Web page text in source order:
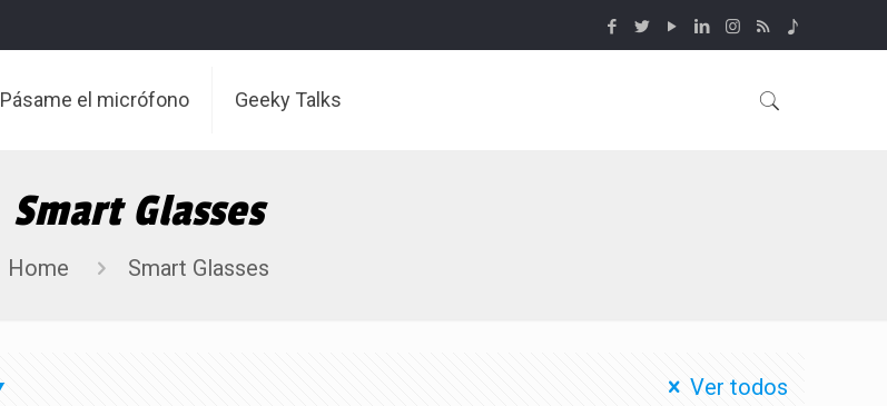
Pásame el micrófono Geeky Talks
Smart Glasses
Home Smart Glasses
Ver todos